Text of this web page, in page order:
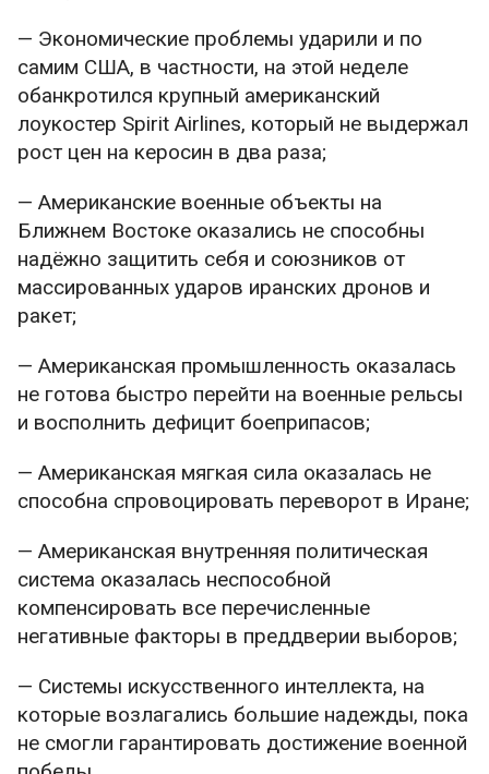
— Экономические проблемы ударили и по
самим США, в частности, на этой неделе
обанкротился крупный американский
лоукостер Spirit Airlines, который не выдержал
рост цен на керосин в два раза;
— Американские военные объекты на
Ближнем Востоке оказались не способны
надёжно защитить себя и союзников от
массированных ударов иранских дронов и
ракет;
— Американская промышленность оказалась
не готова быстро перейти на военные рельсы
и восполнить дефицит боеприпасов;
— Американская мягкая сила оказалась не
способна спровоцировать переворот в Иране;
— Американская внутренняя политическая
система оказалась неспособной
компенсировать все перечисленные
негативные факторы в преддверии выборов;
— Системы искусственного интеллекта, на
которые возлагались большие надежды, пока
не смогли гарантировать достижение военной